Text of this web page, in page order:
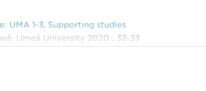
UMA 1-3, Supporting studies
Umeå University 2020 : 32-33